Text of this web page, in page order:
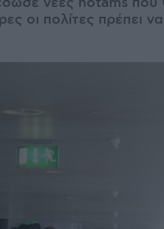
οι πολίτες πρέπει